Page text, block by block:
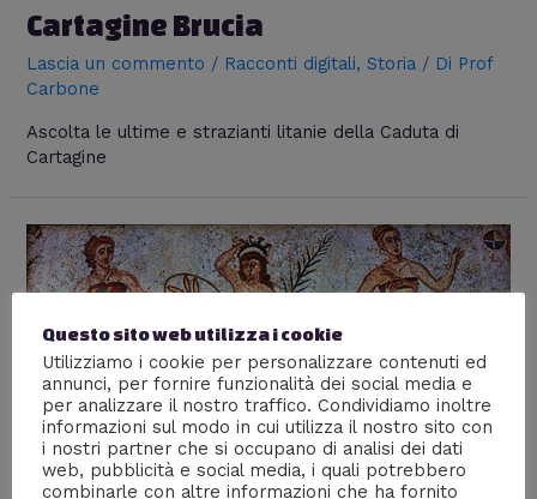
Cartagine Brucia
Lascia un commento / Racconti digitali,Storia / Di Prof
Carbone
Ascolta le ultime e strazianti litanie della Caduta di
Cartagine
Questo sito web utilizza i cookie
Utilizziamo i cookie per personalizzare contenuti ed
annunci, per fornire funzionalità dei social media e
per analizzare il nostro traffico. Condividiamo inoltre
informazioni sul modo in cui utilizza il nostro sito con
i nostri partner che si occupano di analisi dei dati
web, pubblicità e social media, i quali potrebbero
combinarle con altre informazioni che ha fornito